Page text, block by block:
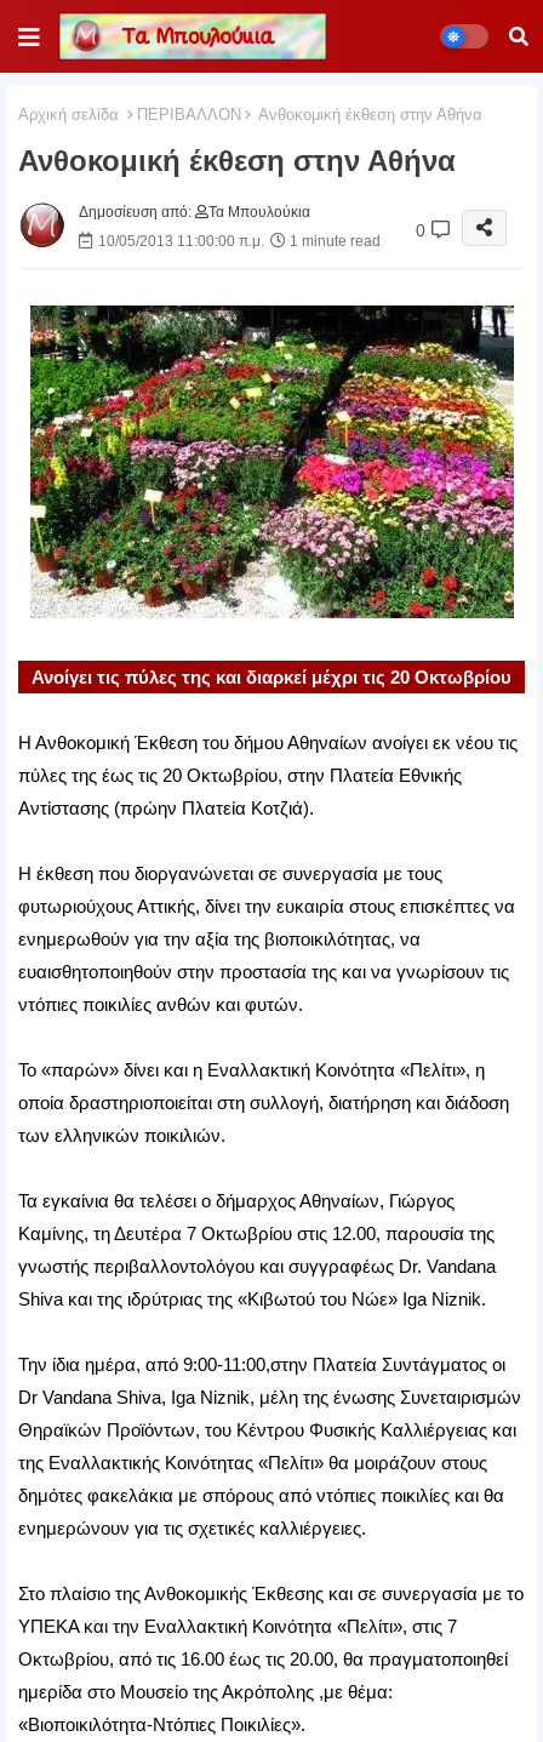
Αρχική σελίδα ΠΕΡΙΒΑΛΛΟΝ Ανθοκομική έκθεση στην Αθήνα
Ανθοκομική έκθεση στην Αθήνα
Δημοσίευση από:
Τα Μπουλούκια
10/05/2013 11:00:00 π.μ.
1 minute read
0
Ανοίγει τις πύλες της και διαρκεί μέχρι τις 20 Οκτωβρίου
Η Ανθοκομική Έκθεση του δήμου Αθηναίων ανοίγει εκ νέου τις
πύλες της έως τις 20 Οκτωβρίου, στην Πλατεία Εθνικής
Αντίστασης (πρώην Πλατεία Κοτζιά).
Η έκθεση που διοργανώνεται σε συνεργασία με τους
φυτωριούχους Αττικής, δίνει την ευκαιρία στους επισκέπτες να
ενημερωθούν για την αξία της βιοποικιλότητας, να
ευαισθητοποιηθούν στην προστασία της και να γνωρίσουν τις
ντόπιες ποικιλίες ανθών και φυτών.
Το «παρών» δίνει και η Εναλλακτική Κοινότητα «Πελίτι», η
οποία δραστηριοποιείται στη συλλογή, διατήρηση και διάδοση
των ελληνικών ποικιλιών.
Τα εγκαίνια θα τελέσει ο δήμαρχος Αθηναίων, Γιώργος
Καμίνης, τη Δευτέρα 7 Οκτωβρίου στις 12.00, παρουσία της
γνωστής περιβαλλοντολόγου και συγγραφέως Dr. Vandana
Shiva και της ιδρύτριας της «Κιβωτού του Νώε» Iga Niznik.
Την ίδια ημέρα, από 9:00-11:00,στην Πλατεία Συντάγματος οι
Dr Vandana Shiva, Iga Niznik, μέλη της ένωσης Συνεταιρισμών
Θηραϊκών Προϊόντων, του Κέντρου Φυσικής Καλλιέργειας και
της Εναλλακτικής Κοινότητας «Πελίτι» θα μοιράζουν στους
δημότες φακελάκια με σπόρους από ντόπιες ποικιλίες και θα
ενημερώνουν για τις σχετικές καλλιέργειες.
Στο πλαίσιο της Ανθοκομικής Έκθεσης και σε συνεργασία με το
ΥΠΕΚΑ και την Εναλλακτική Κοινότητα «Πελίτι», στις 7
Οκτωβρίου, από τις 16.00 έως τις 20.00, θα πραγματοποιηθεί
ημερίδα στο Μουσείο της Ακρόπολης ,με θέμα:
«Βιοποικιλότητα-Ντόπιες Ποικιλίες».